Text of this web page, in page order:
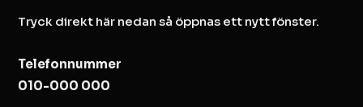
Tryck direkt här nedan så öppnas ett nytt fönster.
Telefonnummer
010-000 000